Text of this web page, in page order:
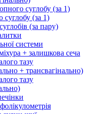
суглобу (за 1)
суглобу (за 1)
(за пару)
системи
+ залишкова сеча
тазу
+ трансвагінально)
тазу